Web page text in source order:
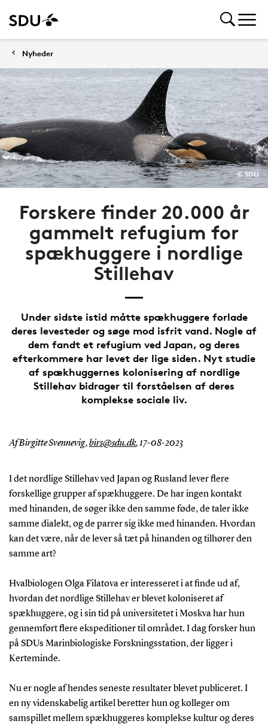
Nyheder
© SDU
Forskere finder 20.000 år
gammelt refugium for
spækhuggere i nordlige
Stillehav
Under sidste istid måtte spækhuggere forlade
deres levesteder og søge mod isfrit vand. Nogle af
dem fandt et refugium ved Japan, og deres
efterkommere har levet der lige siden. Nyt studie
af spækhuggernes kolonisering af nordlige
Stillehav bidrager til forståelsen af deres
komplekse sociale liv.
Af Birgitte Svennevig,birs@sdu.dk,17-08-2023
I det nordlige Stillehav ved Japan og Rusland lever flere
forskellige grupper af spækhuggere. De har ingen kontakt
med hinanden, de søger ikke den samme føde, de taler ikke
samme dialekt, og de parrer sig ikke med hinanden. Hvordan
kan det være, når de lever så tæt på hinanden og tilhører den
samme art?
Hvalbiologen Olga Filatova er interesseret i at finde ud af,
hvordan det nordlige Stillehav er blevet koloniseret af
spækhuggere, og i sin tid på universitetet i Moskva har hun
gennemført flere ekspeditioner til området. I dag forsker hun
på SDUs Marinbiologiske Forskningsstation, der ligger i
Kerteminde.
Nu er nogle af hendes seneste resultater blevet publiceret. I
en ny videnskabelig artikel beretter hun og kolleger om
samspillet mellem spækhuggeres komplekse kultur og deres